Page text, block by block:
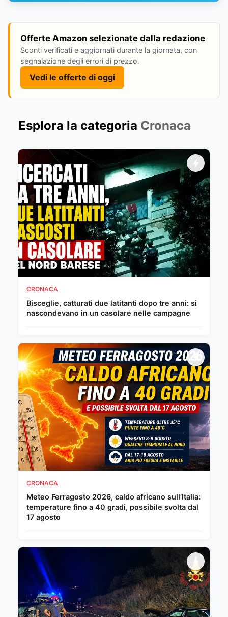
Offerte Amazon selezionate dalla redazione
Sconti verificati e aggiornati durante la giornata, con
segnalazione degli errori di prezzo.
Vedi le offerte di oggi
Esplora la categoria Cronaca
CRONACA
Bisceglie, catturati due latitanti dopo tre anni: si
nascondevano in un casolare nelle campagne
CRONACA
Meteo Ferragosto 2026, caldo africano sull’Italia:
temperature fino a 40 gradi, possibile svolta dal
17 agosto